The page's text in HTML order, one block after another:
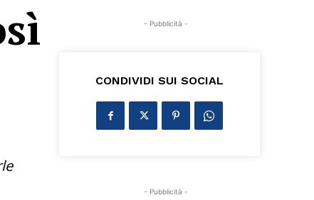
- Pubblicità -
CONDIVIDI SUI SOCIAL
- Pubblicità -